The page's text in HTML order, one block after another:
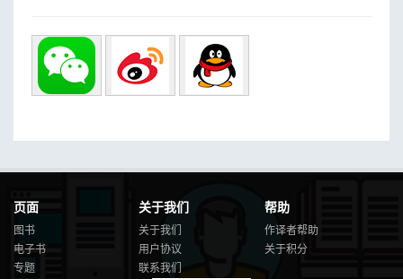
页面
图书
电子书
专题
关于我们
关于我们
用户协议
联系我们
帮助
作译者帮助
关于积分